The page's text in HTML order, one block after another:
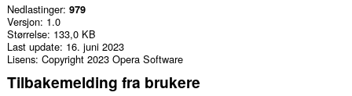
Nedlastinger 979
Versjon 1.0
Størrelse 133,0 KB
Last update 16. juni 2023
Lisens Copyright 2023 Opera Software
Tilbakemelding fra brukere